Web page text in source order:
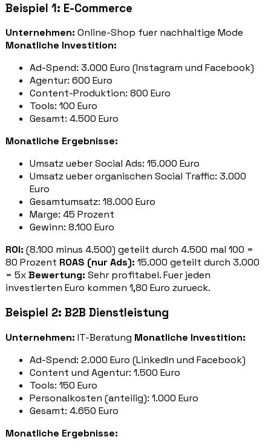
Beispiel 1: E-Commerce
Unternehmen: Online-Shop fuer nachhaltige Mode
Monatliche Investition:
Ad-Spend: 3.000 Euro (Instagram und Facebook)
Agentur: 600 Euro
Content-Produktion: 800 Euro
Tools: 100 Euro
Gesamt: 4.500 Euro
Monatliche Ergebnisse:
Umsatz ueber Social Ads: 15.000 Euro
Umsatz ueber organischen Social Traffic: 3.000
Euro
Gesamtumsatz: 18.000 Euro
Marge: 45 Prozent
Gewinn: 8.100 Euro
ROI: (8.100 minus 4.500) geteilt durch 4.500 mal 100 =
80 Prozent ROAS (nur Ads): 15.000 geteilt durch 3.000
= 5xBewertung: Sehr profitabel. Fuer jeden
investierten Euro kommen 1,80 Euro zurueck.
Beispiel 2: B2B Dienstleistung
Unternehmen: IT-Beratung Monatliche Investition:
Ad-Spend: 2.000 Euro (LinkedIn und Facebook)
Content und Agentur: 1.500 Euro
Tools: 150 Euro
Personalkosten (anteilig): 1.000 Euro
Gesamt: 4.650 Euro
Monatliche Ergebnisse: